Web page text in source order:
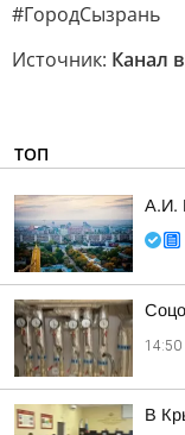
#ГородСызрань
Источник: Канал
ТОП
А.И.
14:50
В